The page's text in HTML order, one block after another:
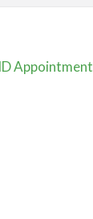
Appointment